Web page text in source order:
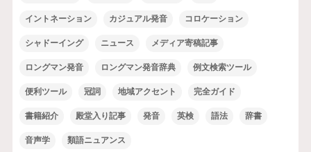
イントネーション カジュアル発音 コロケーション
シャドーイング ニュース メディア寄稿記事
ロングマン発音 ロングマン発音辞典 例文検索ツール
便利ツール 冠詞 地域アクセント 完全ガイド
書籍紹介 殿堂入り記事 発音 英検 語法 辞書
音声学 類語ニュアンス